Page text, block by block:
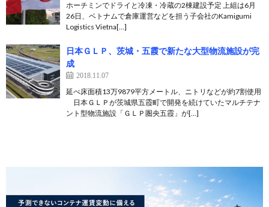
ホーチミンでドライと冷凍・冷蔵の2棟建設予定 上組は6月
26日、ベトナムで倉庫運営などを担う子会社のKamigumi
Logistics Vietna[…]
日本ＧＬＰ、茨城・五霞で新たな大型物流施設が完
成
2018.11.07
延べ床面積13万9879平方メートル、ニトリなどが約7割使用
日本ＧＬＰが茨城県五霞町で開発を続けていたマルチテナ
ント型物流施設「ＧＬＰ圏央五霞」が[…]